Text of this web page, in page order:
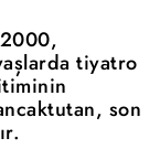
tiyatro
son